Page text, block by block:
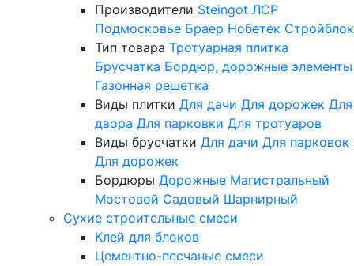
Производители Steingot ЛСР
Подмосковье Браер Нобетек Стройблок
Тип товара Тротуарная плитка
Брусчатка Бордюр, дорожные элементы
Газонная решетка
Виды плитки Для дачи Для дорожек Для
двора Для парковки Для тротуаров
Виды брусчатки Для дачи Для парковок
Для дорожек
Бордюры Дорожные Магистральный
Мостовой Садовый Шарнирный
Сухие строительные смеси
Клей для блоков
Цементно-песчаные смеси